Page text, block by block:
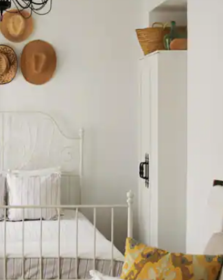
flèches vers le haut et vers le bas, ou en